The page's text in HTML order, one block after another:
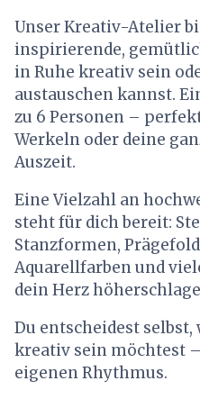
Unser Kreativ-Atelier
inspirierende,
in Ruhe kreativ sein
austauschen kannst.
zu 6 Personen –
Werkeln oder deine
Auszeit.
Eine Vielzahl an
steht für dich bereit:
Stanzformen,
Aquarellfarben und
dein Herz
Du entscheidest selbst,
kreativ sein möchtest
eigenen Rhythmus.